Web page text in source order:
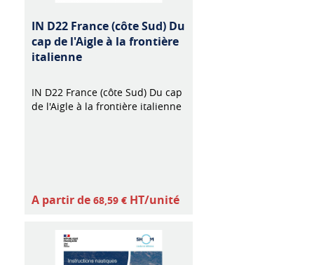
IN D22 France (côte Sud) Du
cap de l'Aigle à la frontière
italienne
IN D22 France (côte Sud) Du cap
de l'Aigle à la frontière italienne
A partir de 68,59 € HT/unité